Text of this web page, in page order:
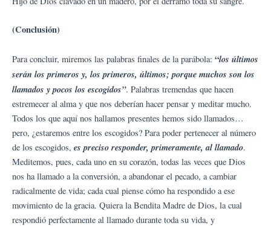
(Conclusión)
Para concluir, miremos las palabras finales de la parábola: “los últimos
serán los primeros y, los primeros, últimos; porque muchos son los
llamados y pocos los escogidos”. Palabras tremendas que hacen
estremecer al alma y que nos deberían hacer pensar y meditar mucho.
Todos los que aquí nos hallamos presentes hemos sido llamados…
pero, ¿estaremos entre los escogidos? Para poder pertenecer al número
de los escogidos, es preciso responder, primeramente, al llamado.
Meditemos, pues, cada uno en su corazón, todas las veces que Dios
nos ha llamado a la conversión, a abandonar el pecado, a cambiar
radicalmente de vida; cada cual piense cómo ha respondido a ese
movimiento de la gracia. Quiera la Bendita Madre de Dios, la cual
respondió perfectamente al llamado durante toda su vida, y